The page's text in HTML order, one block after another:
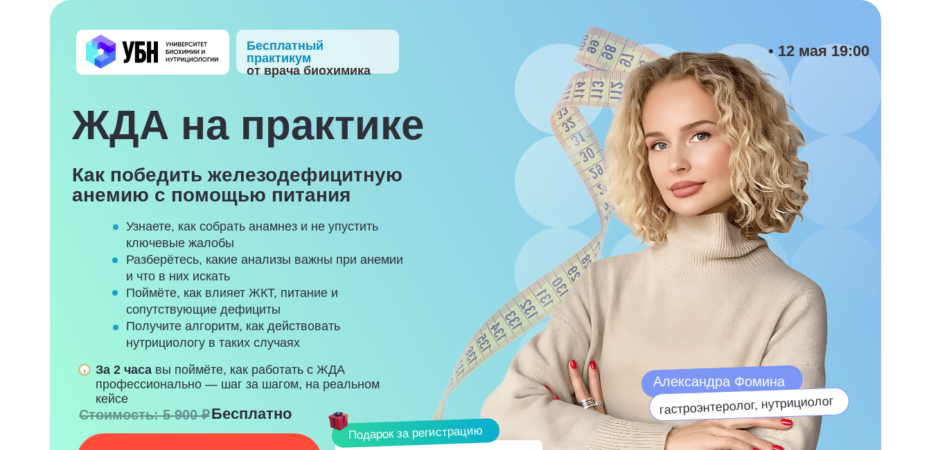
ЖДА на практике
Как победить железодефицитную
анемию с помощью питания
Узнаете, как собрать анамнез и не упустить
ключевые жалобы
Разберётесь, какие анализы важны при анемии
и что в них искать
Поймёте, как влияет ЖКТ, питание и
сопутствующие дефициты
Получите алгоритм, как действовать
нутрициологу в таких случаях
Бесплатный
практикум
от врача биохимика
• 12 мая 19:00
Стоимость: 5 900 ₽Бесплатно
Подарок за регистрацию
Александра Фомина
гастроэнтеролог, нутрициолог
За 2 часа вы поймёте, как работать с ЖДА
профессионально — шаг за шагом, на реальном
кейсе